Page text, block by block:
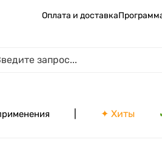
Оплата и доставка
✦ Хиты